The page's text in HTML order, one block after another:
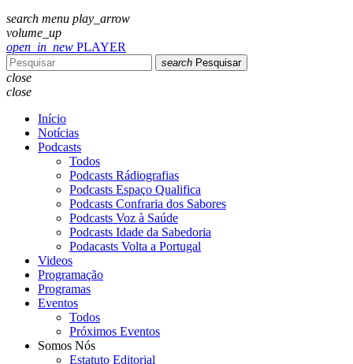
search menu play_arrow
volume_up
open_in_new PLAYER
search Pesquisar
close
close
Início
Notícias
Podcasts
Todos
Podcasts Rádiografias
Podcasts Espaço Qualifica
Podcasts Confraria dos Sabores
Podcasts Voz à Saúde
Podcasts Idade da Sabedoria
Podacasts Volta a Portugal
Videos
Programação
Programas
Eventos
Todos
Próximos Eventos
Somos Nós
Estatuto Editorial